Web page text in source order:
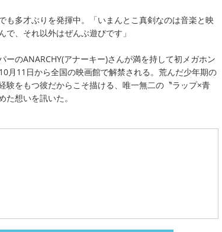
も多才ぶりを発揮中。「いまんとこ真剣なのは音楽と映
、それ以外はぜんぶ遊びです」
ーのANARCHY(アナーキー)さんが満を持して初メガホン
月11日から全国の映画館で解禁される。荒んだ少年期の
験をもつ彼だからこそ描ける、唯一無二の〝ラップ×青
想いを訊いた。